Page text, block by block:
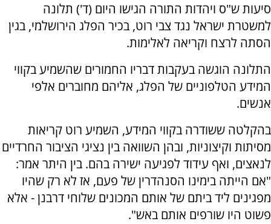
סיעות ש"ס ויהדות התורה הגישו היום (ד') תלונה
למשטרת ישראל נגד צבי רוט, בכיר הפלג הירושלמי, בגין
הסתה לרצח וקריאה לאלימות.
התלונה הוגשה בעקבות דבריו החמורים שהשמיע בקווי
המידע הטלפוניים של הפלג, אליהם מחוברים אלפי
אנשים.
בהקלטה ששודרה בקווי המידע, השמיע רוט קריאות
מסיתות וקיצוניות, ובהן השוואה בין נציגי הציבור החרדיים
לנאצים, ואף עידוד לפגיעה ישירה בהם. בין היתר אמר:
"אם הייתה בימינו הסנהדרין של פעם, אז לא רק שהיו
מפגינים ליד ביתם של אותם המכונים שלוחי דרבנן - אלא
פשוט היו שורפים אותם באש".